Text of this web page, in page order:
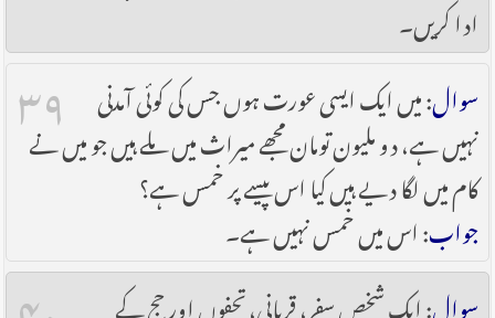
ادا کریں۔
۳۹ سوال: میں ایک ایسی عورت ہوں جس کی کوئی آمدنی
نہیں ہے، دو ملیون تومان مجھے میراث میں ملے ہیں جو میں نے
کام میں لگا دیے ہیں کیا اس پیسے پر خمس ہے؟
جواب: اس میں خمس نہیں ہے۔
سوال: ایک شخص سفر، قربانی، تحفوں اور حج کے